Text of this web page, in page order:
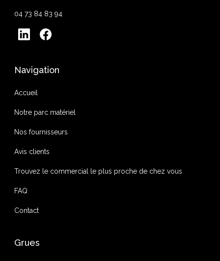
04 73 84 83 94
Navigation
Accueil
Notre parc matériel
Nos fournisseurs
Avis clients
Trouvez le commercial le plus proche de chez vous
FAQ
Contact
Grues